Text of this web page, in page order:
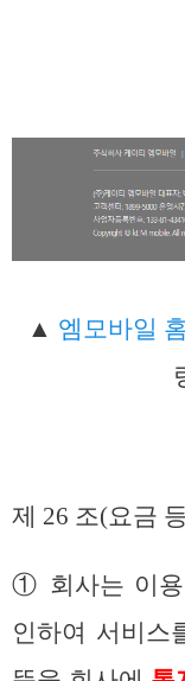
▲ 엠모바일
제 26 조(요금
① 회사는 이용
인하여 서비스